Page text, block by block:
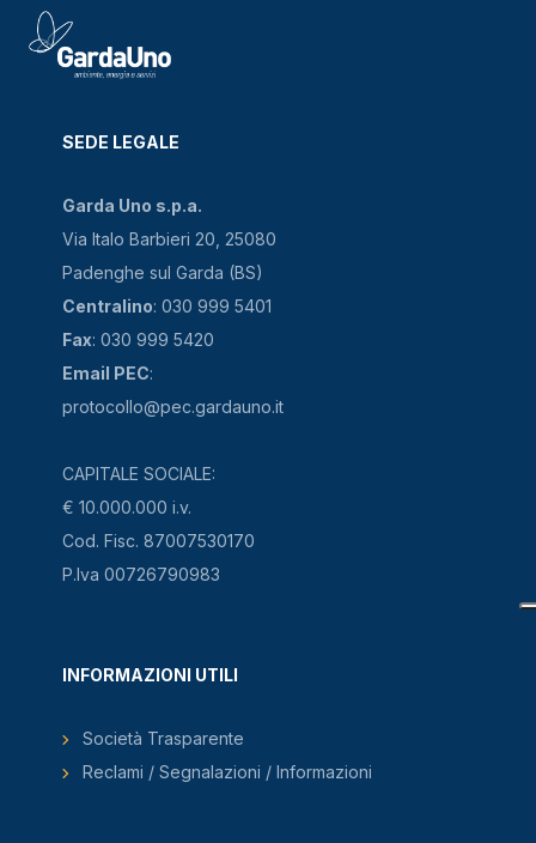
SEDE LEGALE
Garda Uno s.p.a.
Via Italo Barbieri 20, 25080
Padenghe sul Garda (BS)
Centralino: 030 999 5401
Fax: 030 999 5420
Email PEC:
protocollo@pec.gardauno.it
CAPITALE SOCIALE:
€ 10.000.000 i.v.
Cod. Fisc. 87007530170
P.Iva 00726790983
INFORMAZIONI UTILI
Società Trasparente
Reclami / Segnalazioni / Informazioni